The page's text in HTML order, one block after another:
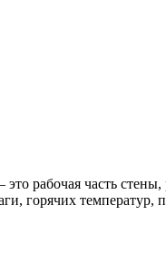
рабочая часть
горячих температур,